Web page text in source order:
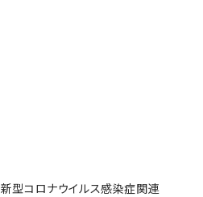
新型コロナウイルス感染症関連